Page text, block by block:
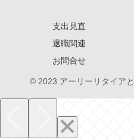
支出見直
退職関連
お問合せ
© 2023 アーリーリタイア